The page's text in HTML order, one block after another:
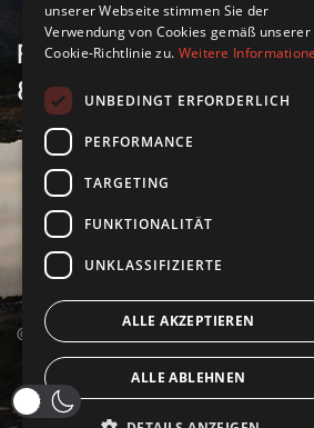
Freitag
8 Uhr bis 16 Uhr
Impressum
Datenschutz
Allgemeine
© 2026 Salvis. All rights reserved.
unserer Webseite stimmen Sie der
Verwendung von Cookies gemäß unserer
Cookie-Richtlinie zu. Weitere
UNBEDINGT ERFORDERLICH
PERFORMANCE
TARGETING
FUNKTIONALITÄT
UNKLASSIFIZIERTE
ALLE AKZEPTIEREN
ALLE ABLEHNEN